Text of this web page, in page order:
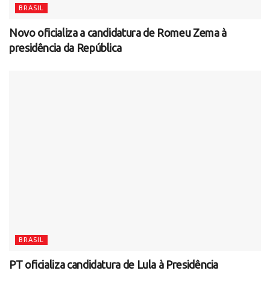
BRASIL
Novo oficializa a candidatura de Romeu Zema à
presidência da República
BRASIL
PT oficializa candidatura de Lula à Presidência